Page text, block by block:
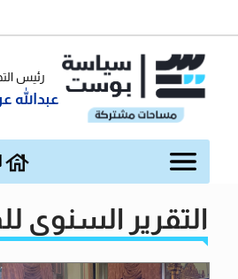
رئيس
عبدالله
التقرير السنوي